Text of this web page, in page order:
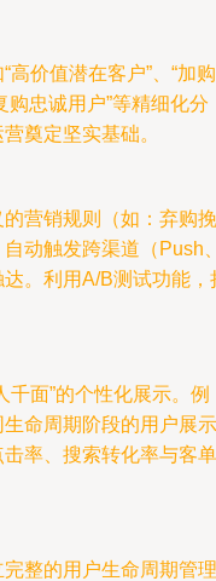
价值潜在客户”、“加购
购忠诚用户”等精细化分
奠定坚实基础。
营销规则（如：弃购挽
动触发跨渠道（Push
。利用A/B测试功能，
面”的个性化展示。例
命周期阶段的用户展示
率、搜索转化率与客单
整的用户生命周期管理